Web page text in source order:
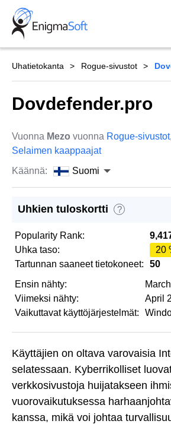
Skip
content
Uhatietokanta Rogue-sivustot
Dovdefender.pro
Vuonna Mezo vuonna Rogue-sivustot,
Selaimen kaappaajat
Käännä:
Suomi
Uhkien tuloskortti ?
Popularity Rank:
Uhka taso:
20
Tartunnan saaneet tietokoneet:
50
Ensin nähty:
Viimeksi nähty:
April
Vaikuttavat käyttöjärjestelmät:
Käyttäjien on oltava varovaisia
selatessaan. Kyberrikolliset
verkkosivustoja huijatakseen
vuorovaikutuksessa
kanssa, mikä voi johtaa